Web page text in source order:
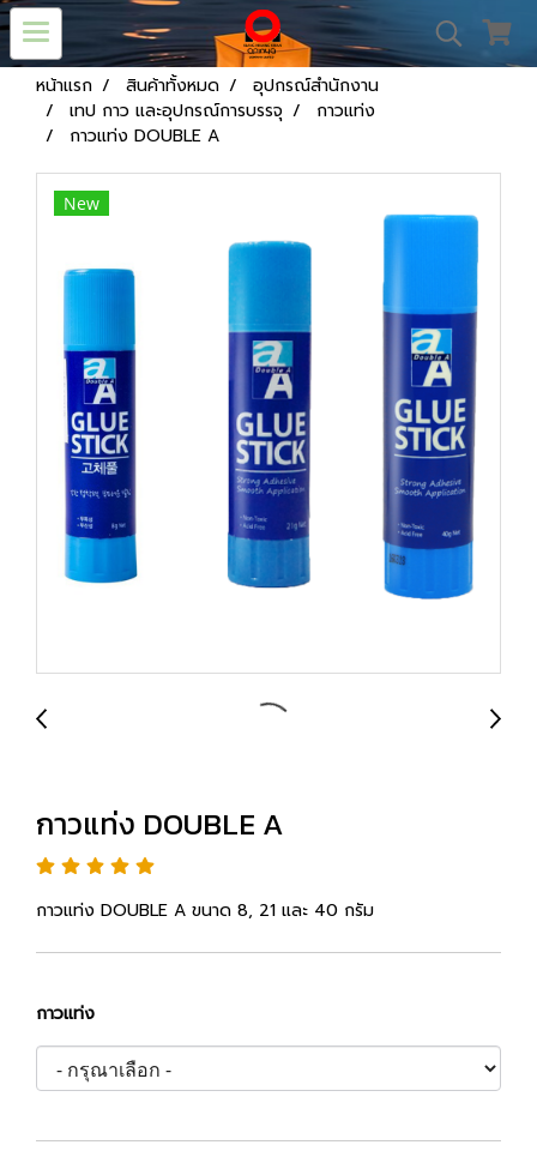
หน้าแรก สินค้าทั้งหมด
อุปกรณ์สำนักงาน
เทป กาว และอุปกรณ์การบรรจุ
กาวแท่ง
กาวแท่ง DOUBLE A
New
กาวแท่ง DOUBLE A
กาวแท่ง DOUBLE A ขนาด 8, 21 และ 40 กรัม
กาวแท่ง